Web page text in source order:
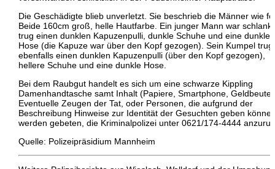
Die Geschädigte blieb unverletzt. Sie beschrieb die Männer wie
Beide 160cm groß, helle Hautfarbe. Ein junger Mann war schlank,
trug einen dunklen Kapuzenpulli, dunkle Schuhe und eine dunkle
Hose (die Kapuze war über den Kopf gezogen). Sein Kumpel trug
ebenfalls einen dunklen Kapuzenpulli (über den Kopf gezogen),
hellere Schuhe und eine dunkle Hose.
Bei dem Raubgut handelt es sich um eine schwarze Kippling
Damenhandtasche samt Inhalt (Papiere, Smartphone,
Eventuelle Zeugen der Tat, oder Personen, die aufgrund der
Beschreibung Hinweise zur Identität der Gesuchten geben
werden gebeten, die Kriminalpolizei unter 0621/174-4444
Quelle: Polizeipräsidium Mannheim